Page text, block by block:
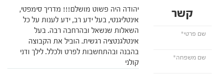
קשר
יהודה היה פשוט מושלם!!! מדריך סימפטי,
אינטליגנטי, בעל ידע רב, ידע לענות על כל
השאלות שנשאל ובהרחבה רבה. בעל
אינטלגנטציה רגשית. הוביל את הקבוצה
בהבנה ובהתחשבות לפרט ולכלל. לילך ודני
קולני